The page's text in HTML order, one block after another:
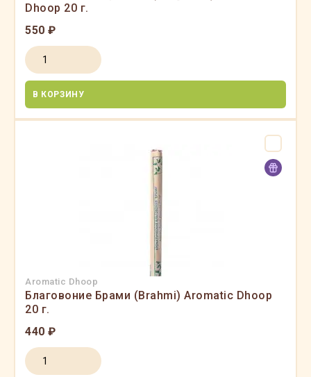
Dhoop 20 г.
550 ₽
В КОРЗИНУ
Aromatic Dhoop
Благовоние Брами (Brahmi) Aromatic Dhoop
20 г.
440 ₽